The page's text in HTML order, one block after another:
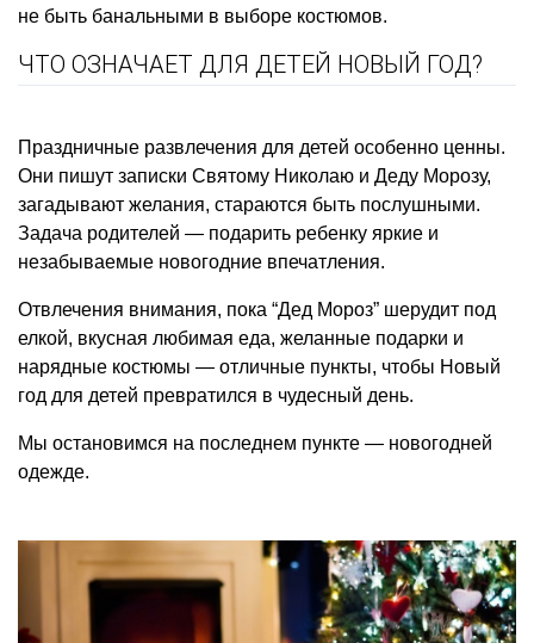
не быть банальными в выборе костюмов.
ЧТО ОЗНАЧАЕТ ДЛЯ ДЕТЕЙ НОВЫЙ ГОД?
Праздничные развлечения для детей особенно ценны.
Они пишут записки Святому Николаю и Деду Морозу,
загадывают желания, стараются быть послушными.
Задача родителей — подарить ребенку яркие и
незабываемые новогодние впечатления.
Отвлечения внимания, пока “Дед Мороз” шерудит под
елкой, вкусная любимая еда, желанные подарки и
нарядные костюмы — отличные пункты, чтобы Новый
год для детей превратился в чудесный день.
Мы остановимся на последнем пункте — новогодней
одежде.